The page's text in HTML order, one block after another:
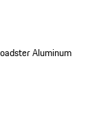
Aluminum